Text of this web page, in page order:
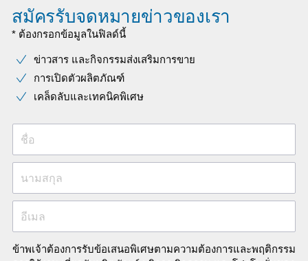
สมัครรับจดหมายข่าวของเรา
* ต้องกรอกข้อมูลในฟิลด์นี้
ข่าวสาร และกิจกรรมส่งเสริมการขาย
การเปิดตัวผลิตภัณฑ์
เคล็ดลับและเทคนิคพิเศษ
ชื่อ
นามสกุล
อีเมล
ข้าพเจ้าต้องการรับข้อเสนอพิเศษตามความต้องการและพฤติกรรม